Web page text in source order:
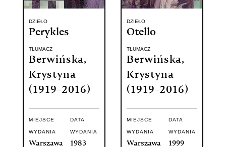
DZIEŁO
Perykles
TŁUMACZ
Berwińska,
Krystyna
(1919-2016)
MIEJSCE
WYDANIA
Warszawa
DATA
WYDANIA
1983
DZIEŁO
Otello
TŁUMACZ
Berwińska,
Krystyna
(1919-2016)
MIEJSCE
WYDANIA
Warszawa
DATA
WYDANIA
1999